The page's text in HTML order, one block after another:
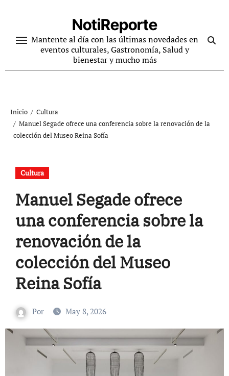
contenido
NotiReporte
Mantente al día con las últimas novedades en
eventos culturales, Gastronomía, Salud y
bienestar y mucho más
Inicio
Cultura
Manuel Segade ofrece una conferencia sobre la renovación de la
colección del Museo Reina Sofía
Cultura
Manuel Segade ofrece
una conferencia sobre la
renovación de la
colección del Museo
Reina Sofía
Por May 8, 2026